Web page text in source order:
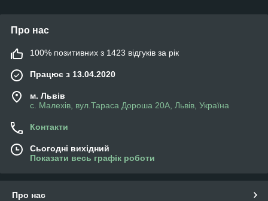
Про нас
100% позитивних з 1423 відгуків за рік
Працює з 13.04.2020
м. Львів
с. Малехів, вул.Тараса Дороша 20А, Львів, Україна
Контакти
Сьогодні вихідний
Показати весь графік роботи
Про нас